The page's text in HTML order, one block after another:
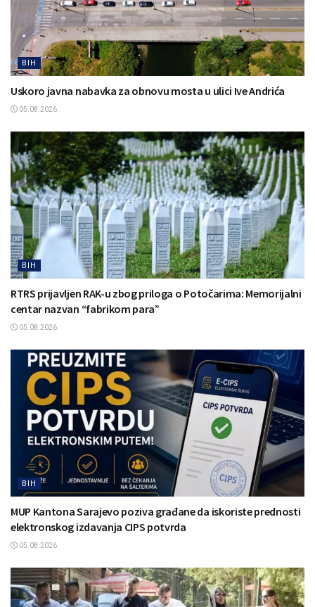
BIH
Uskoro javna nabavka za obnovu mosta u ulici Ive Andrića
05.08.2026.
BIH
RTRS prijavljen RAK-u zbog priloga o Potočarima: Memorijalni
centar nazvan “fabrikom para”
05.08.2026.
BIH
MUP Kantona Sarajevo poziva građane da iskoriste prednosti
elektronskog izdavanja CIPS potvrda
05.08.2026.